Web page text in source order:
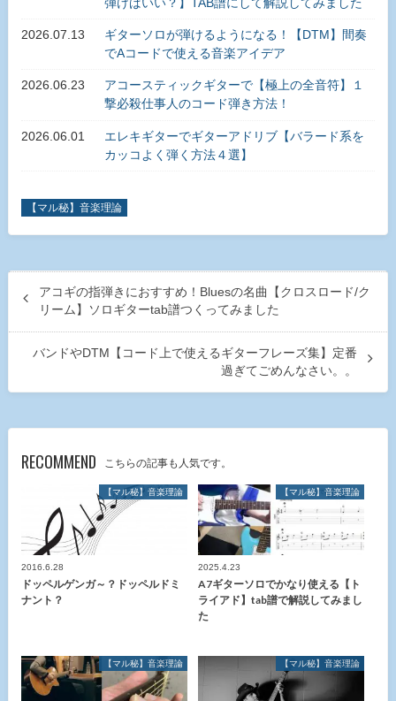
2026.07.13
ギターソロが弾けるようになる！【DTM】間奏
でAコードで使える音楽アイデア
2026.06.23
アコースティックギターで【極上の全音符】１
撃必殺仕事人のコード弾き方法！
2026.06.01
エレキギターでギターアドリブ【バラード系を
カッコよく弾く方法４選】
【マル秘】音楽理論
アコギの指弾きにおすすめ！Bluesの名曲【クロスロード/ク
リーム】ソロギターtab譜つくってみました
バンドやDTM【コード上で使えるギターフレーズ集】定番
過ぎてごめんなさい。。
RECOMMEND こちらの記事も人気です。
【マル秘】音楽理論
2016.6.28
ドッペルゲンガ～？ドッペルドミ
ナント？
【マル秘】音楽理論
2025.4.23
A7ギターソロでかなり使える【ト
ライアド】tab譜で解説してみまし
た
【マル秘】音楽理論 【マル秘】音楽理論